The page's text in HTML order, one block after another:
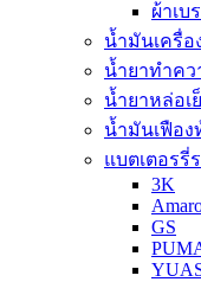
ผ้าเบ
น้ำมันเครื่อ
น้ำยาทำค
น้ำยาหล่อเ
น้ำมันเฟือง
แบตเตอรรี่
3K
GS